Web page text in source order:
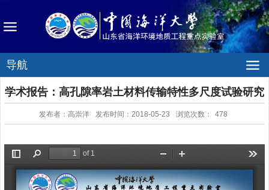
导航
学术报告：高孔隙率岩土材料传输特性多尺度试验研究
发布者：高崇洋 发布时间：2018-05-23 浏览次数： 478